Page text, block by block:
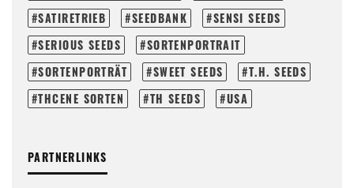
SATIRETRIEB
SEEDBANK
SENSI SEEDS
SERIOUS SEEDS
SORTENPORTRAIT
SORTENPORTRÄT
SWEET SEEDS
T.H. SEEDS
THCENE SORTEN
TH SEEDS USA
PARTNERLINKS